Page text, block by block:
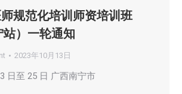
规范化培训师资培训班
站）一轮通知
2023年10月13日
日至 25 日 广西南宁市